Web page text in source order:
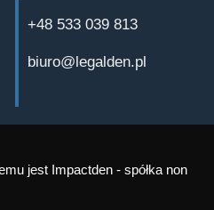
+48 533 039 813
biuro@legalden.pl
jest Impactden - spółka non